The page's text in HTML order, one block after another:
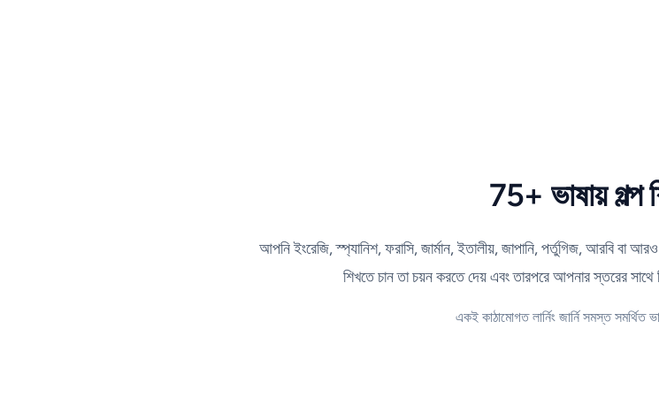
75+ ভাষায় গল্প
আপনি ইংরেজি, স্প্যানিশ, ফরাসি, জার্মান, ইতালীয়, জাপানি, পর্তুগিজ, আরবি বা
শিখতে চান তা চয়ন করতে দেয় এবং তারপরে আপনার স্তরের
একই কাঠামোগত লার্নিং জার্নি সমস্ত সমর্থিত